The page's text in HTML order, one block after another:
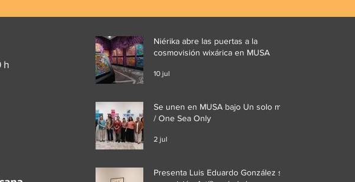
h
Niérika abre las puertas a la
cosmovisión wixárica en MUSA
10 jul
Se unen en MUSA bajo Un solo mar
/ One Sea Only
2 jul
Presenta Luis Eduardo González su